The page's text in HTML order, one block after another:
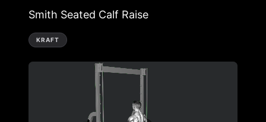
Smith Seated Calf Raise
KRAFT